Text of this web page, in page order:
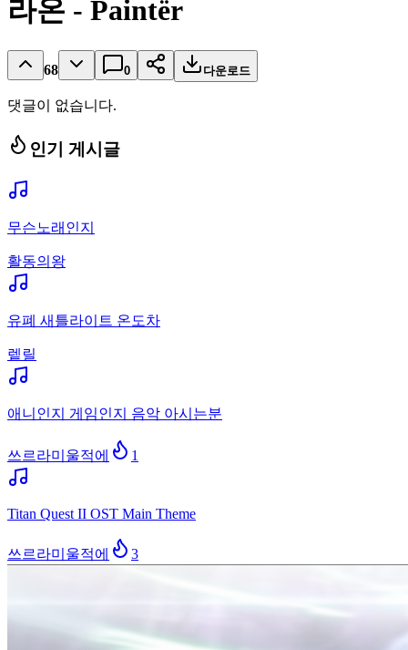
라온 - Paintër
68 0 다운로드
댓글이 없습니다.
인기 게시글
무슨노래인지
활동의왕
유폐 새틀라이트 온도차
렡릴
애니인지 게임인지 음악 아시는분
쓰르라미울적에 1
Titan Quest II OST Main Theme
쓰르라미울적에 3